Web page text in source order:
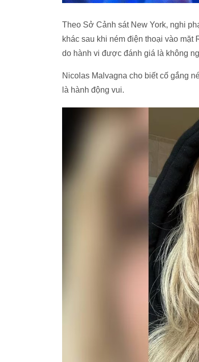
Theo Sở Cảnh sát New York, nghi
khác sau khi ném điện thoại vào
do hành vi được đánh giá là không
Nicolas Malvagna cho biết cố gắng
là hành động vui.